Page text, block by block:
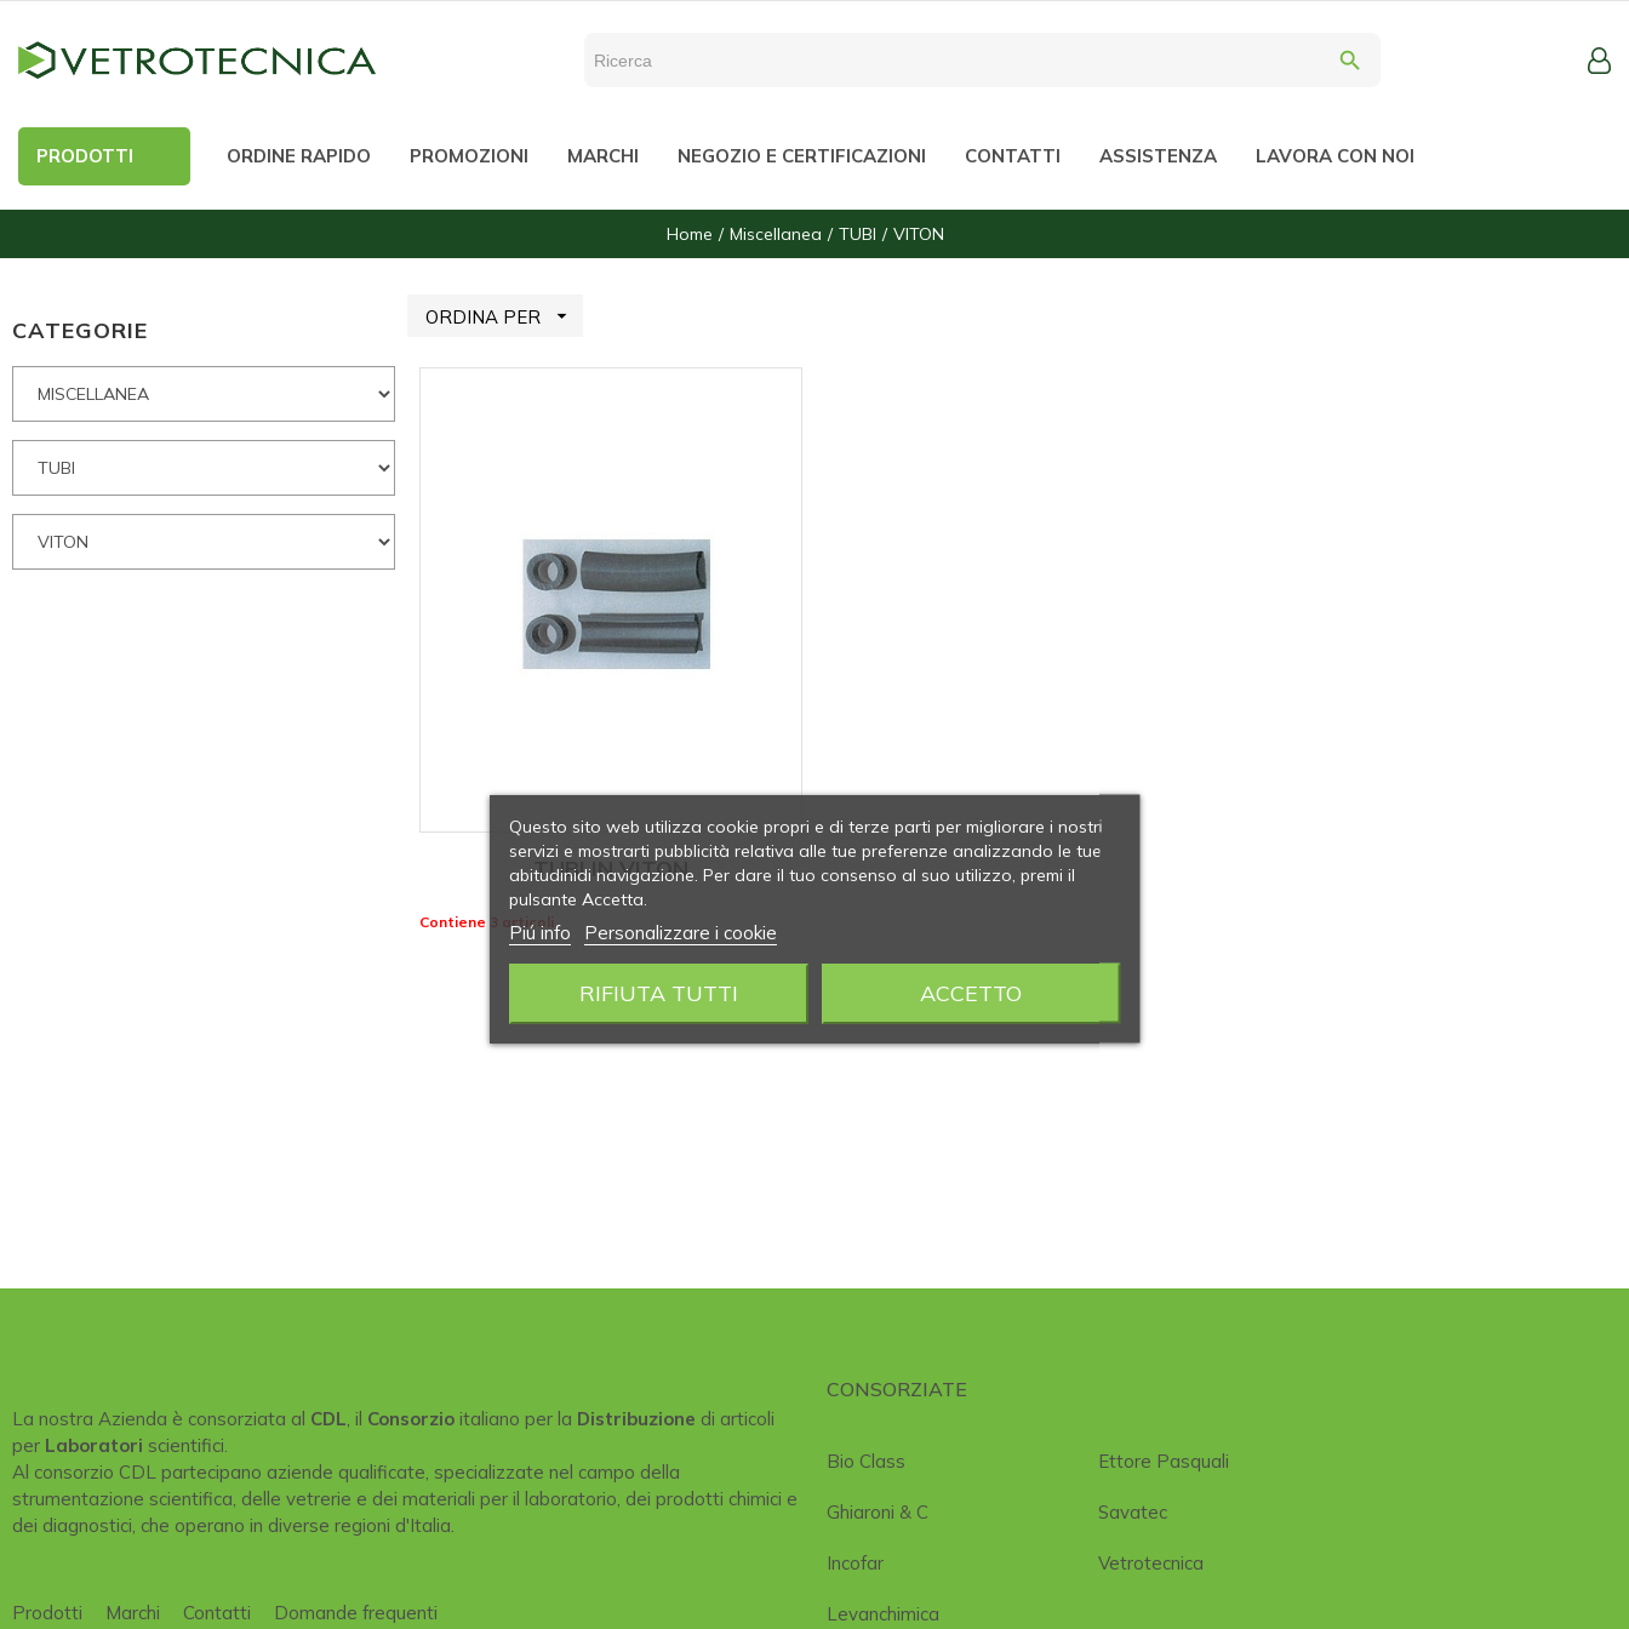
search
PRODOTTI ORDINE RAPIDO PROMOZIONI MARCHI NEGOZIO E CERTIFICAZIONI CONTATTI ASSISTENZA LAVORA CON NOI
Home Miscellanea TUBI VITON
CATEGORIE ORDINA PER 
TUBI IN VITON
Contiene 3 articoli
La nostra Azienda è consorziata al CDL, il Consorzio italiano per la Distribuzione di articoli
per Laboratori scientifici.
Al consorzio CDL partecipano aziende qualificate, specializzate nel campo della
strumentazione scientifica, delle vetrerie e dei materiali per il laboratorio, dei prodotti chimici e
dei diagnostici, che operano in diverse regioni d'Italia.
Prodotti Marchi Contatti Domande frequenti
CONSORZIATE
Bio Class
Ghiaroni & C
Incofar
Levanchimica
Ettore Pasquali
Savatec
Vetrotecnica
Questo sito web utilizza cookie propri e di terze parti per migliorare i nostri
servizi e mostrarti pubblicità relativa alle tue preferenze analizzando le tue
abitudinidi navigazione. Per dare il tuo consenso al suo utilizzo, premi il
pulsante Accetta.
Piú info Personalizzare i cookie
RIFIUTA TUTTI ACCETTO